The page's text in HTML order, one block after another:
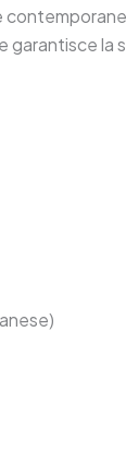
garantisce la